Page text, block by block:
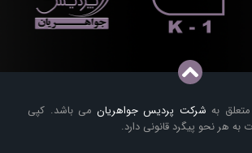
به شرکت پردیس جواهریان می باشد. کپی
هر نحو پیگرد قانونی دارد.